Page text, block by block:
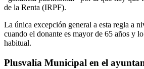
de la Renta (IRPF).
La única excepción general a esta regla a
cuando el donante es mayor de 65 años y
habitual.
Plusvalía Municipal en el